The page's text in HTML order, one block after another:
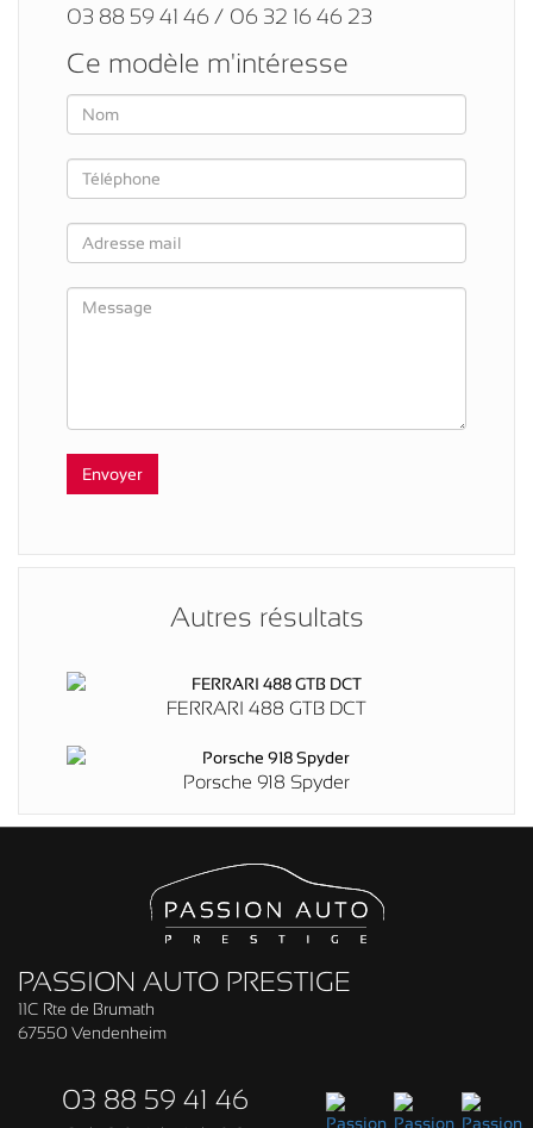
03 88 59 41 46 / 06 32 16 46 23
Ce modèle m'intéresse
Autres résultats
FERRARI 488 GTB DCT
Porsche 918 Spyder
PASSION AUTO PRESTIGE
11C Rte de Brumath
67550 Vendenheim
03 88 59 41 46